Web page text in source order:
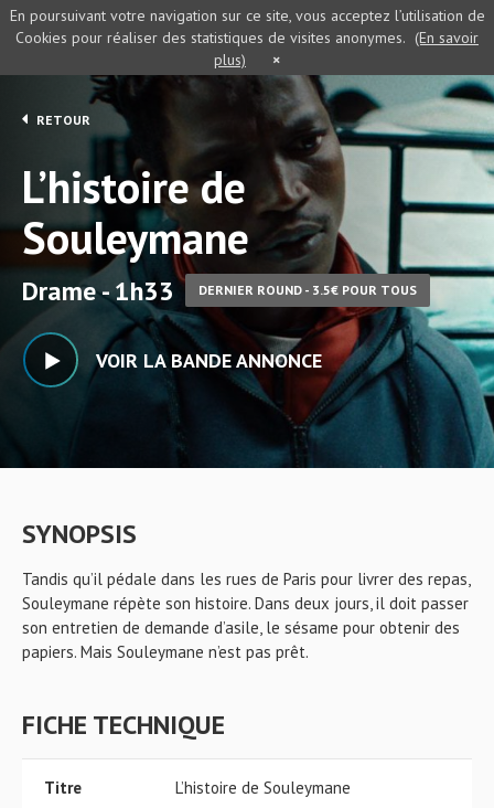
RETOUR
L’histoire de
Souleymane
Drame - 1h33 DERNIER ROUND - 3.5€ POUR TOUS
VOIR LA BANDE ANNONCE
SYNOPSIS
Tandis qu’il pédale dans les rues de Paris pour livrer des repas,
Souleymane répète son histoire. Dans deux jours, il doit passer
son entretien de demande d’asile, le sésame pour obtenir des
papiers. Mais Souleymane n’est pas prêt.
FICHE TECHNIQUE
Titre L’histoire de Souleymane
En poursuivant votre navigation sur ce site, vous acceptez l’utilisation de
Cookies pour réaliser des statistiques de visites anonymes. (En savoir
plus)
×